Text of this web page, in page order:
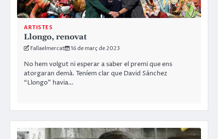
ARTISTES
Llongo, renovat
Fallaelmercat 16 de març de 2023
No hem volgut ni esperar a saber el premi que ens
atorgaran demà. Teníem clar que David Sánchez
“Llongo” havia…